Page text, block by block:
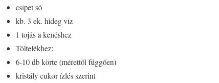
csipet só
kb. 3 ek. hideg víz
1 tojás a kenéshez
Töltelékhez:
6-10 db körte (mérettől függően)
kristály cukor ízlés szerint